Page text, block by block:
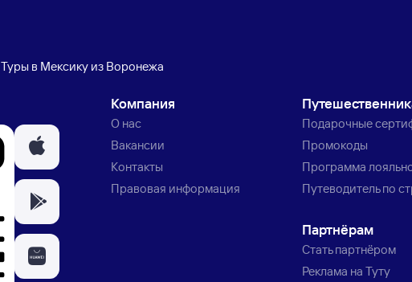
Туры в Мексику из Воронежа
Компания
О нас
Вакансии
Контакты
Правовая информация
Подарочные
Промокоды
Программа
Путеводитель по
Партнёрам
Стать партнёром
Реклама на Туту